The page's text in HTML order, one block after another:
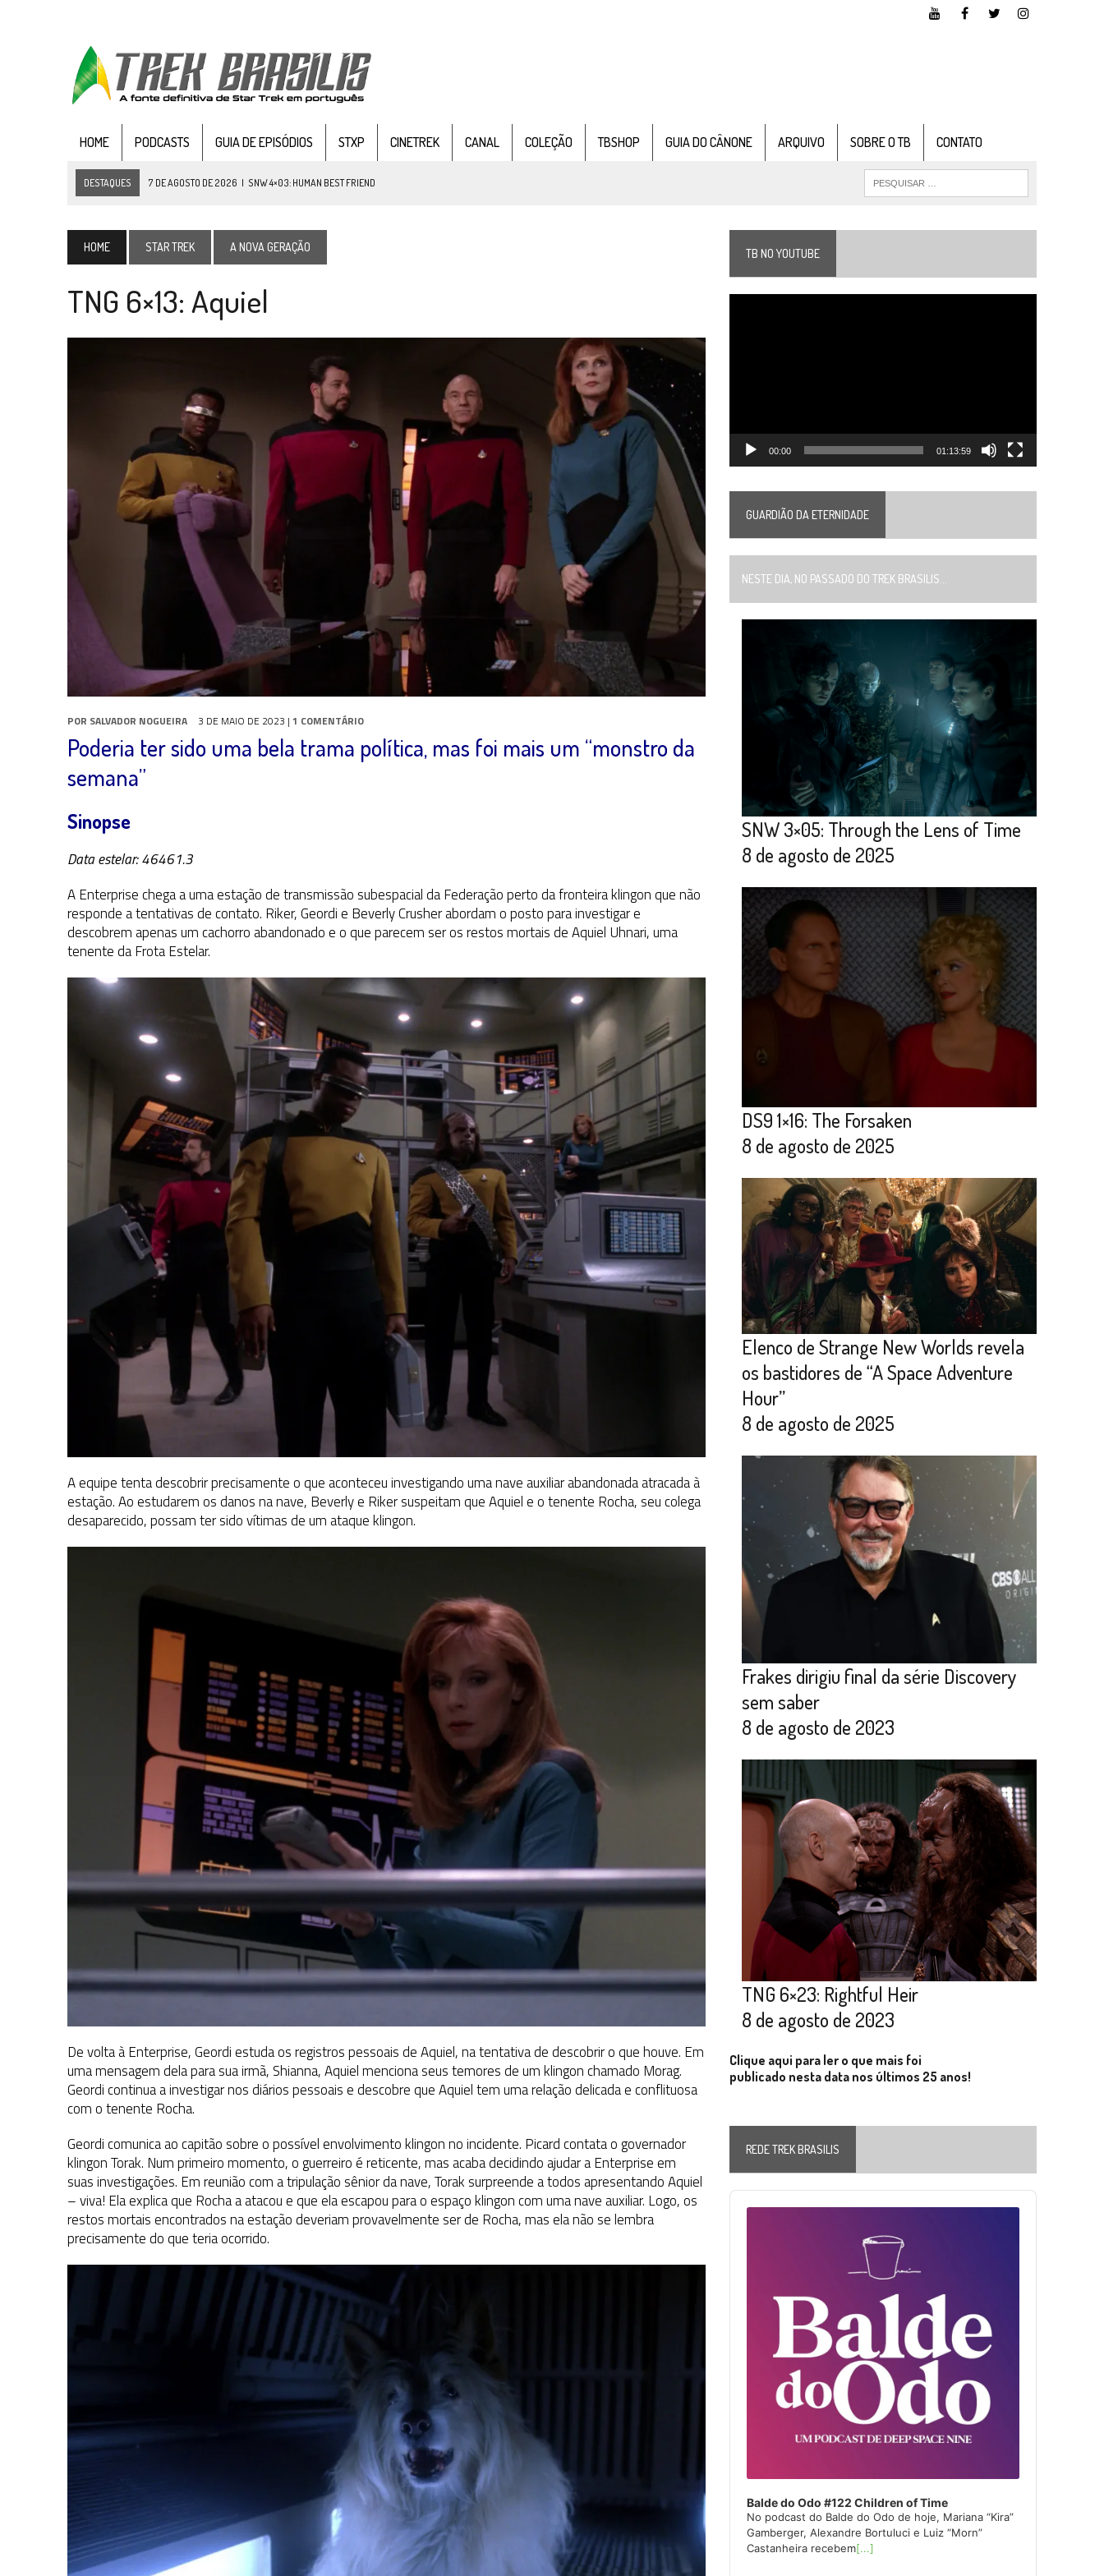
HOME PODCASTS GUIA DE EPISÓDIOS STXP CINETREK CANAL COLEÇÃO TBSHOP GUIA DO CÂNONE ARQUIVO SOBRE O TB CONTATO
DESTAQUES 6 DE AGOSTO DE 2026 | NOVA TEMPORADA DETHE CENTER SEAT
REVISITANDO “HIDE AND Q” (TNG 1×09)
3 DE AGOSTO DE 2026 | VEJA FOTOS DO TERCEIRO EPISÓDIO DA 4ª TEMPORADA DE STRANGE NEW WORDS
3 DE AGOSTO DE 2026 PARAMOUNT E CBS DERRUBAM NOVO VÍDEO DO FILME DE FÃS AXANAR HORAS APÓS ESTREIA
TB AO VIVO | STAR TREK: STRANGE NEW WORLDS – “THE GRIFFIN INCIDENT” (4×02)
GRANDES JORNADAS | QUATRO EPISÓDIOS DE SOBRE DIFERENTES PONTOS DE VISTA
GRANDES JORNADAS | SEIS EPISÓDIOS DE SOBRE PATERNIDADE
7 DE AGOSTO DE 2026 | SNW 4×03: HUMAN BEST FRIEND
HOME STAR TREK A NOVA GERAÇÃO
TNG 6×13: Aquiel
POR SALVADOR NOGUEIRA 3 DE MAIO DE 2023 | 1 COMENTÁRIO
Poderia ter sido uma bela trama política, mas foi mais um “monstro da
semana”
Sinopse
Data estelar: 46461.3
A Enterprise chega a uma estação de transmissão subespacial da Federação perto da fronteira klingon que não
responde a tentativas de contato. Riker, Geordi e Beverly Crusher abordam o posto para investigar e
descobrem apenas um cachorro abandonado e o que parecem ser os restos mortais de Aquiel Uhnari, uma
tenente da Frota Estelar.
A equipe tenta descobrir precisamente o que aconteceu investigando uma nave auxiliar abandonada atracada à
estação. Ao estudarem os danos na nave, Beverly e Riker suspeitam que Aquiel e o tenente Rocha, seu colega
desaparecido, possam ter sido vítimas de um ataque klingon.
De volta à Enterprise, Geordi estuda os registros pessoais de Aquiel, na tentativa de descobrir o que houve. Em
uma mensagem dela para sua irmã, Shianna, Aquiel menciona seus temores de um klingon chamado Morag.
Geordi continua a investigar nos diários pessoais e descobre que Aquiel tem uma relação delicada e conflituosa
com o tenente Rocha.
Geordi comunica ao capitão sobre o possível envolvimento klingon no incidente. Picard contata o governador
klingon Torak. Num primeiro momento, o guerreiro é reticente, mas acaba decidindo ajudar a Enterprise em
suas investigações. Em reunião com a tripulação sênior da nave, Torak surpreende a todos apresentando Aquiel
– viva! Ela explica que Rocha a atacou e que ela escapou para o espaço klingon com uma nave auxiliar. Logo, os
restos mortais encontrados na estação deveriam provavelmente ser de Rocha, mas ela não se lembra
precisamente do que teria ocorrido.
TB NO YOUTUBE
00:00 01:13:59
GUARDIÃO DA ETERNIDADE
NESTE DIA, NO PASSADO DO TREK BRASILIS...
SNW 3×05: Through the Lens of Time
8 de agosto de 2025
DS9 1×16: The Forsaken
8 de agosto de 2025
Elenco de Strange New Worlds revela
os bastidores de “A Space Adventure
Hour”
8 de agosto de 2025
Frakes dirigiu final da série Discovery
sem saber
8 de agosto de 2023
TNG 6×23: Rightful Heir
8 de agosto de 2023
Clique aqui para ler o que mais foi
publicado nesta data nos últimos 25 anos!
REDE TREK BRASILIS
Audio
Player
Balde do Odo #122 Children of Time
No podcast do Balde do Odo de hoje, Mariana “Kira”
Gamberger, Alexandre Bortuluci e Luiz “Morn”
Castanheira recebem[...]